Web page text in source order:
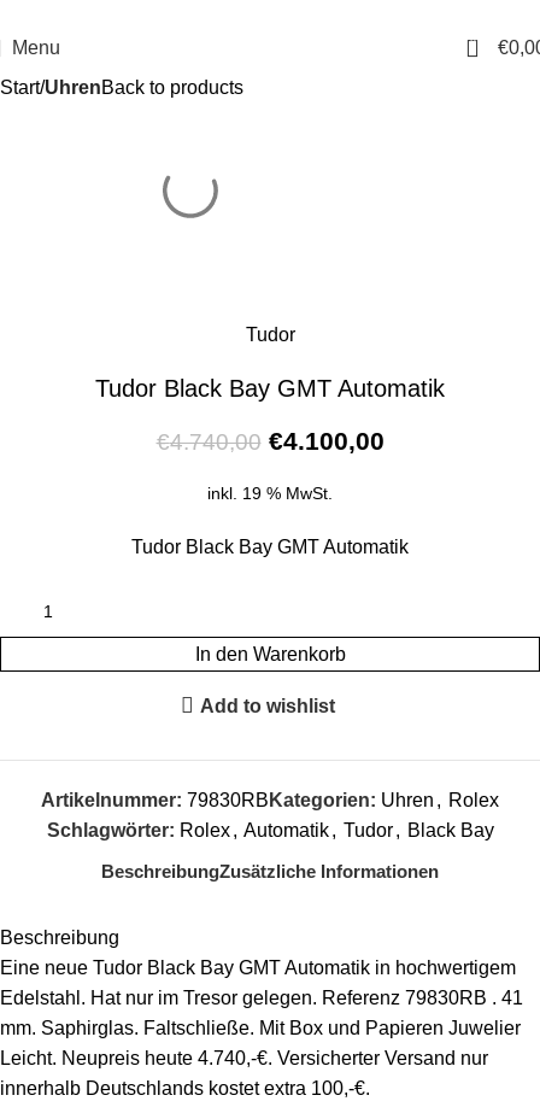
Menu 0 €
Start UhrenBack to products
Tudor
Tudor Black Bay GMT Automatik
€4.740,00 €4.100,00
inkl. 19 % MwSt.
Tudor Black Bay GMT Automatik
In den Warenkorb
Add to wishlist
Artikelnummer: 79830RB Kategorien: Uhren , Rolex
Schlagwörter: Rolex , Automatik , Tudor , Black Bay
BeschreibungZusätzliche Informationen
Beschreibung
Eine neue Tudor Black Bay GMT Automatik in hochwertigem
Edelstahl. Hat nur im Tresor gelegen. Referenz 79830RB . 41
mm. Saphirglas. Faltschließe. Mit Box und Papieren Juwelier
Leicht. Neupreis heute 4.740,-€. Versicherter Versand nur
innerhalb Deutschlands kostet extra 100,-€.